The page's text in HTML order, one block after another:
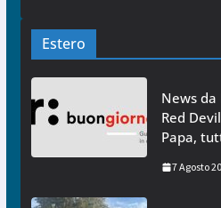
Estero
News da
Red
Papa,
7 Agosto